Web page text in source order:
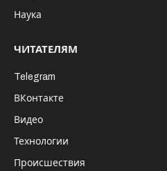
Наука
ЧИТАТЕЛЯМ
Telegram
ВКонтакте
Видео
Технологии
Происшествия